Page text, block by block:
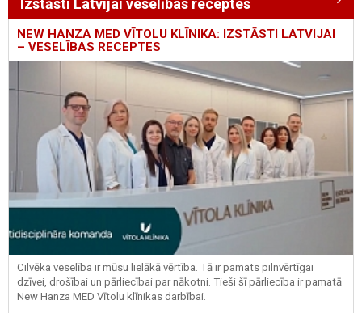
NEW HANZA MED VĪTOLU KLĪNIKA: IZSTĀSTI LATVIJAI
– VESELĪBAS RECEPTES
Cilvēka veselība ir mūsu lielākā vērtība. Tā ir pamats pilnvērtīgai
dzīvei, drošībai un pārliecībai par nākotni. Tieši šī pārliecība ir pamatā
New Hanza MED Vītolu klīnikas darbībai.